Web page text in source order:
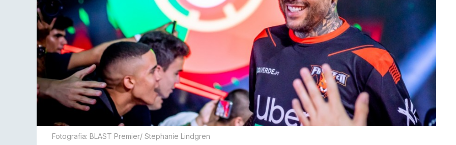
Fotografia: BLAST Premier/ Stephanie Lindgren